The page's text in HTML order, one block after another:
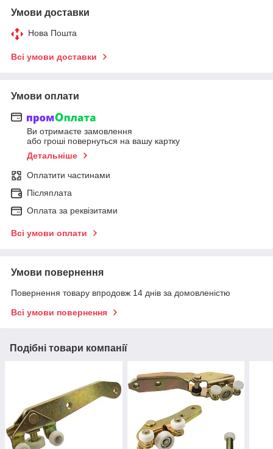
Умови доставки
Нова Пошта
Всі умови доставки
Умови оплати
Ви отримаєте замовлення
або гроші повернуться на вашу картку
Детальніше
Оплатити частинами
Післяплата
Оплата за реквізитами
Всі умови оплати
Умови повернення
Повернення товару впродовж 14 днів за домовленістю
Всі умови повернення
Подібні товари компанії